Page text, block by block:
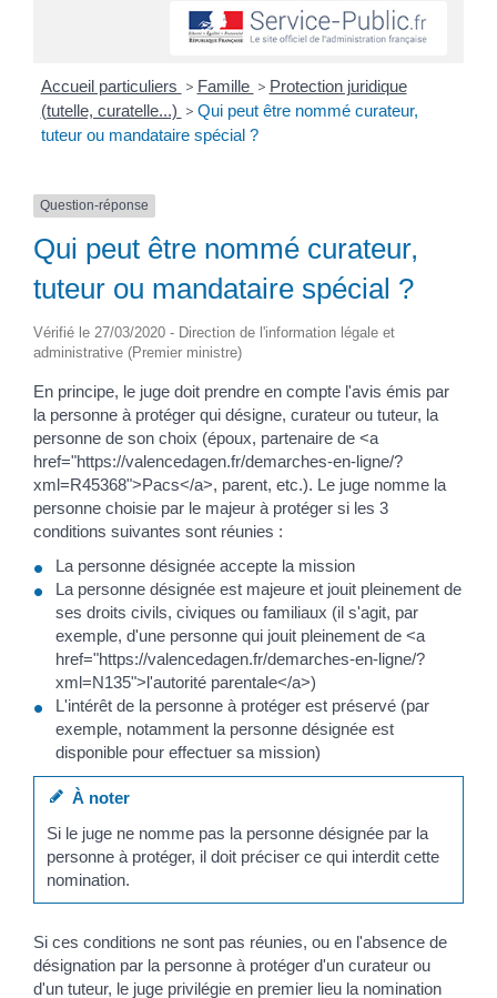
Accueil particuliers > Famille > Protection juridique
(tutelle, curatelle...) > Qui peut être nommé curateur,
tuteur ou mandataire spécial ?
Question-réponse
Qui peut être nommé curateur,
tuteur ou mandataire spécial ?
Vérifié le 27/03/2020 - Direction de l'information légale et
administrative (Premier ministre)
En principe, le juge doit prendre en compte l'avis émis par
la personne à protéger qui désigne, curateur ou tuteur, la
personne de son choix (époux, partenaire de <a
href="https://valencedagen.fr/demarches-en-ligne/?
xml=R45368">Pacs</a>, parent, etc.). Le juge nomme la
personne choisie par le majeur à protéger si les 3
conditions suivantes sont réunies :
La personne désignée accepte la mission
La personne désignée est majeure et jouit pleinement de
ses droits civils, civiques ou familiaux (il s'agit, par
exemple, d'une personne qui jouit pleinement de <a
href="https://valencedagen.fr/demarches-en-ligne/?
xml=N135">l'autorité parentale</a>)
L'intérêt de la personne à protéger est préservé (par
exemple, notamment la personne désignée est
disponible pour effectuer sa mission)
À noter
Si le juge ne nomme pas la personne désignée par la
personne à protéger, il doit préciser ce qui interdit cette
nomination.
Si ces conditions ne sont pas réunies, ou en l'absence de
désignation par la personne à protéger d'un curateur ou
d'un tuteur, le juge privilégie en premier lieu la nomination